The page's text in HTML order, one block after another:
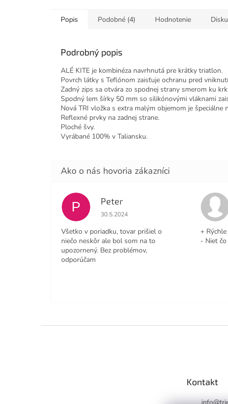
Popis Podobné (4) Hodnotenie
Podrobný popis
ALÉ KITE je kombinéza navrhnutá pre krátky triatlon.
Povrch látky s Teflónom zaisťuje ochranu pred
Zadný zips sa otvára zo spodnej strany smerom ku
Spodný lem šírky 50 mm so silikónovými vláknami
Nová TRI vložka s extra malým objemom je
Reflexné prvky na zadnej strane.
Ploché švy.
Vyrábané 100% v Taliansku.
P Peter
Hodnotenie obchodu je 4 z 5 hviezdičiek.
30.5.2024
Všetko v poriadku, tovar prišiel o
niečo neskôr ale bol som na to
upozornený. Bez problémov,
odporúčam
+
- Niet
Kontakt